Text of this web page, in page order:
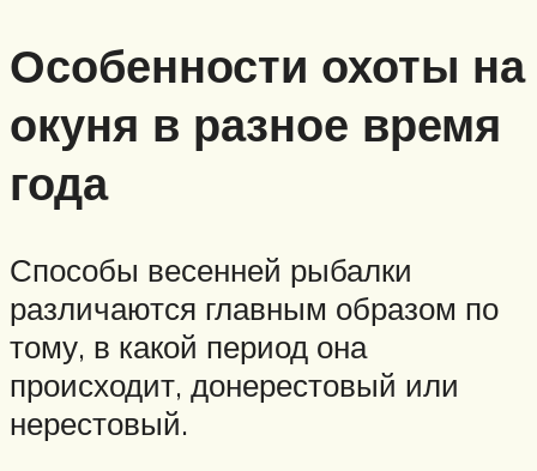
Особенности охоты на
окуня в разное время
года
Способы весенней рыбалки
различаются главным образом по
тому, в какой период она
происходит, донерестовый или
нерестовый.